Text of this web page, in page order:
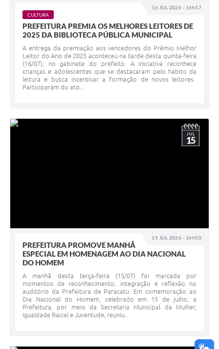
16 JUL 2026 - 16h17
CULTURA
PREFEITURA PREMIA OS MELHORES LEITORES DE
2025 DA BIBLIOTECA PÚBLICA MUNICIPAL
A entrega da premiação aos vencedores do Prêmio Melhor
Leitor do Ano de 2025 aconteceu na tarde desta quinta-feira
(16/07), no gabinete do prefeito. A iniciativa reconhece
crianças e adolescentes que se destacaram pelo hábito da
leitura e busca incentivar a formação de novos leitores.
Participaram do ato...
15 JUL 2026 - 16h50
JUL
15
PREFEITURA PROMOVE MANHÃ
ESPECIAL EM HOMENAGEM AO DIA NACIONAL
DO HOMEM
A manhã desta terça-feira (15/07) foi marcada por
momentos de reconhecimento, integração e reflexão no
auditório da Prefeitura de Paracatu. Em comemoração ao
Dia Nacional do Homem, celebrado em 15 de julho, a
Prefeitura, por meio da Secretaria Municipal da Mulher,
Igualdade Racial e Juventude, reuniu...